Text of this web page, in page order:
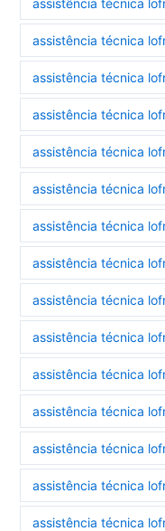
assistência técnica
assistência técnica
assistência técnica
assistência técnica
assistência técnica
assistência técnica
assistência técnica
assistência técnica
assistência técnica
assistência técnica
assistência técnica
assistência técnica
assistência técnica
assistência técnica